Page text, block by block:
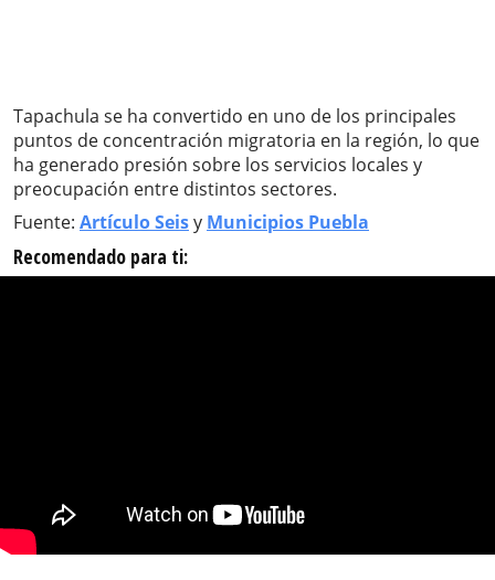
Tapachula se ha convertido en uno de los principales
puntos de concentración migratoria en la región, lo que
ha generado presión sobre los servicios locales y
preocupación entre distintos sectores.
Fuente: Artículo Seisy Municipios Puebla
Recomendado para ti: